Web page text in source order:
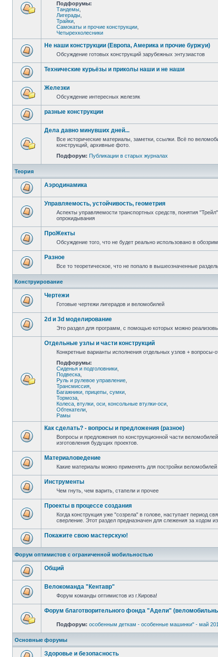
Подфорумы:
Тандемы
Лигерады
Трайки
Самокаты и прочие конструкции
Четырехколесники
Не наши конструкции (Европа, Америка и прочие буржуи)
Обсуждение готовых конструкций зарубежных энтузиастов
Технические курьёзы и приколы наши и не наши
Железки
Обсуждение интересных железяк
разные конструкции
Дела давно минувших дней...
Все исторические материалы, заметки, ссылки. Всё по
конструкций, архивные фото.
Подфорум: Публикации в старых журналах
Теория
Аэродинамика
Управляемость, устойчивость, геометрия
Аспекты управляемости транспортных средств, понятия
опрокидывания
ПроЖекты
Обсуждение того, что не будет реально использовано в
Разное
Все то теоретическое, что не попало в вышеозначенные
Конструирование
Чертежи
Готовые чертежи лигерадов и веломобилей
2d и 3d моделирование
Это раздел для программ, с помощью которых можно
Отдельные узлы и части конструкций
Конкретные варианты исполнения отдельных узлов + вопросы-
Подфорумы:
Сиденья и подголовники
Подвеска
Руль и рулевое управление
Трансмиссия
Багажники, прицепы, сумки
Тормоза
Колеса, втулки, оси, консольные втулки-оси
Обтекатели
Рамы
Как сделать? - вопросы и предложения (разное)
Вопросы и предложения по конструкционной части
изготовления будущих проектов.
Материаловедение
Какие материалы можно применять для постройки
Инструменты
Чем гнуть, чем варить, стапели и прочее
Проекты в процессе создания
Когда конструкция уже "созрела" в голове, наступает период
сверление. Этот раздел предназначен для слежения за ходом
Покажите свою мастерскую!
Форум оптимистов с ограниченной мобильностью
Общий
Велокоманда "Кентавр"
Форум команды оптимистов из г.Кирова!
Форум благотворительного фонда "Адели"
Подфорум: особенным деткам - особенные машинки" - май
Основные форумы
Здоровье и безопасность